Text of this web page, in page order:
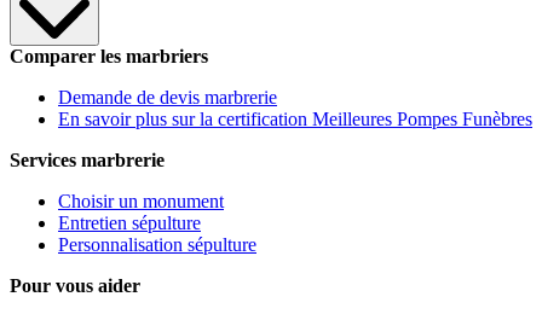
Comparer les marbriers
Demande de devis marbrerie
En savoir plus sur la certification Meilleures Pompes Funèbres
Services marbrerie
Choisir un monument
Entretien sépulture
Personnalisation sépulture
Pour vous aider